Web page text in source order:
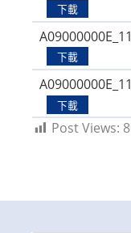
下載
下載
下載
Post Views: